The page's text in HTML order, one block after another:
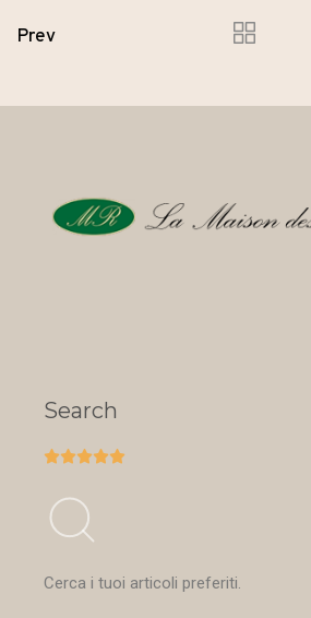
Prev
Search

Cerca i tuoi articoli preferiti.